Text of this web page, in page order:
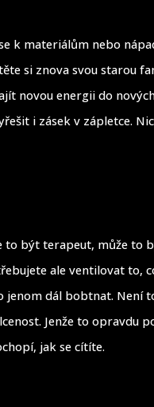
k materiálům nebo
si znova svou starou
novou energii do
i zásek v zápletce.
to být terapeut, může to
ale ventilovat to,
jenom dál bobtnat. Není
Jenže to opravdu
jak se cítíte.